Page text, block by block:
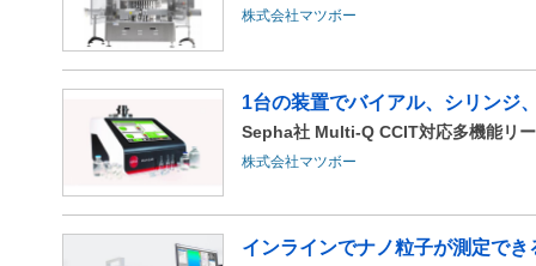
株式会社マツボー
1台の装置でバイアル、シリンジ
Sepha社 Multi-Q CCIT対応多機能リ
株式会社マツボー
インラインでナノ粒子が測定で